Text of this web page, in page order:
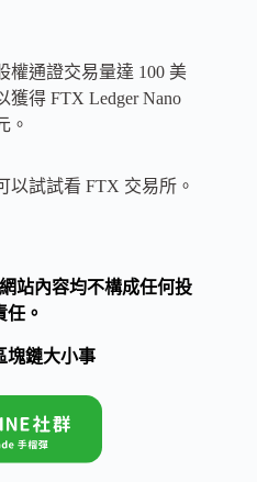
權通證交易量達 100 美
得 FTX Ledger Nano
。
以試試看 FTX 交易所。
站內容均不構成任何投
任。
塊鏈大小事